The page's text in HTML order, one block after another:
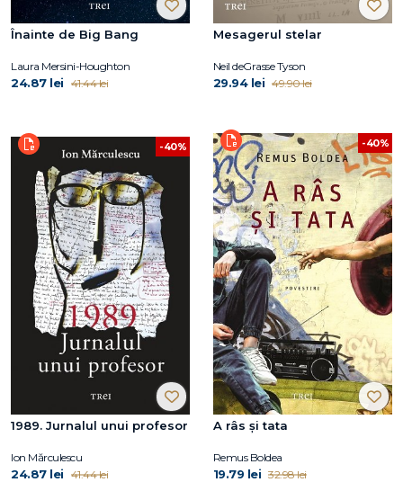
Înainte de Big Bang
Laura Mersini-Houghton
24.87 lei 41.44 lei
Mesagerul stelar
Neil deGrasse Tyson
29.94 lei 49.90 lei
-40%
1989. Jurnalul unui profesor
Ion Mărculescu
24.87 lei 41.44 lei
-40%
A râs și tata
Remus Boldea
19.79 lei 32.98 lei